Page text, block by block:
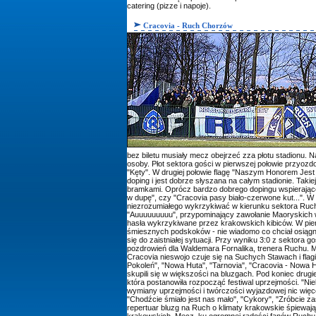
catering (pizze i napoje).
Cracovia - Ruch Chorzów
bez biletu musiały mecz obejrzeć zza płotu stadionu.
osoby. Płot sektora gości w pierwszej połowie
"Kęty". W drugiej połowie flagę "Naszym Honorem
doping i jest dobrze słyszana na całym stadionie.
bramkami. Oprócz bardzo dobrego dopingu
w dupę", czy "Cracovia pasy biało-czerwone kut...".
niezrozumiałego wykrzykiwać w kierunku sektora
"Auuuuuuuuu", przypominający zawołanie
hasła wykrzykiwane przez krakowskich kibiców. W
śmiesznych podskoków - nie wiadomo co chciał
się do zaistniałej sytuacji. Przy wyniku 3:0 z sektora
pozdrowień dla Waldemara Fornalika, trenera Ruchu.
Cracovia nieswojo czuje się na Suchych Stawach i
Pokoleń", "Nowa Huta", "Tarnovia", "Cracovia - Nowa
skupili się w większości na bluzgach. Pod koniec
która postanowiła rozpocząć festiwal uprzejmości.
wymiany uprzejmości i twórczości wyjazdowej nic
"Chodźcie śmiało jest nas mało", "Cykory", "Zróbcie
repertuar bluzg na Ruch o klimaty krakowskie